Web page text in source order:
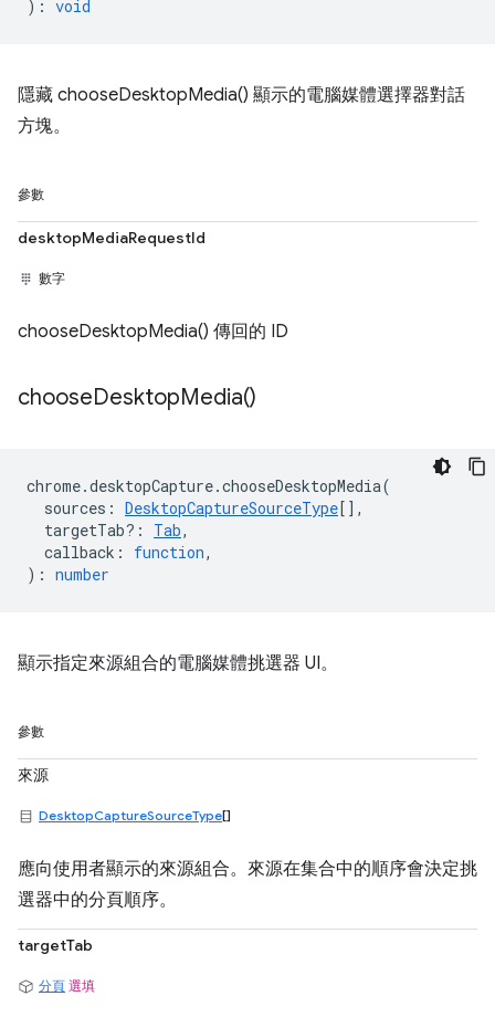
) : void
隱藏 chooseDesktopMedia() 顯示的電腦媒體選擇器對話
方塊。
參數
desktopMediaRequestId
數字
chooseDesktopMedia() 傳回的 ID
chooseDesktopMedia()
chrome.desktopCapture.chooseDesktopMedia(
sources : DesktopCaptureSourceType[],
targetTab? : Tab,
callback : function,
) : number
顯示指定來源組合的電腦媒體挑選器 UI。
參數
來源
DesktopCaptureSourceType[]
應向使用者顯示的來源組合。來源在集合中的順序會決定挑
選器中的分頁順序。
targetTab
分頁 選填